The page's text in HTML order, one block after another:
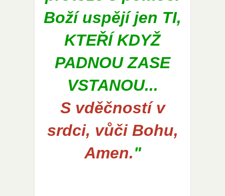
Boží uspějí jen TI,
KTEŘÍ KDYŽ
PADNOU ZASE
VSTANOU...
S vděčností v
srdci, vůči Bohu,
Amen."